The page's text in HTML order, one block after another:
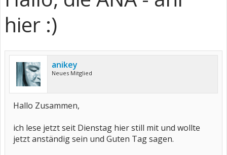
hier :)
anikey
Neues Mitglied
Hallo Zusammen,
ich lese jetzt seit Dienstag hier still mit und wollte
jetzt anständig sein und Guten Tag sagen.